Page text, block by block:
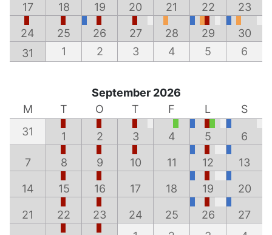
17 18 19 20 21 22 23
24 25 26 27 28 29
30
31
1 2 3 4 5 6
September 2026
M
T O T F L
S
31
1 2 3 4 5 6
7 8 9 10 11 12 13
14 15 16 17 18 19 20
21 22 23 24 25 26 27